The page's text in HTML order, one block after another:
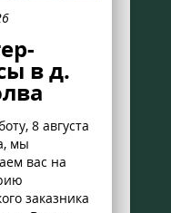
в д.
8 августа
мы
вас на
заказника